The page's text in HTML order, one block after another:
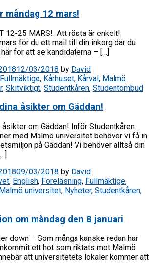
måndag 12 mars!
12-25 MARS! Att rösta är enkelt!
för du ett mail till din inkorg där du
för att se kandidaterna – […]
12/03/2018 by David
Fullmäktige, Kårhuset, Kårval, Malmö
, Skitviktigt, Studentkåren, Studentombud
åsikter om Gäddan!
åsikter om Gäddan! Inför Studentkåren
med Malmö universitet behöver vi få in
på Gäddan! Vi behöver alltså din
09/03/2018 by David
, English, Föreläsning, Fullmäktige,
Malmö universitet, Nyheter, Studentkåren,
om måndag den 8 januari
down – Som många kanske redan har
ett hot som riktats mot Malmö
att universitetets lokaler kommer att